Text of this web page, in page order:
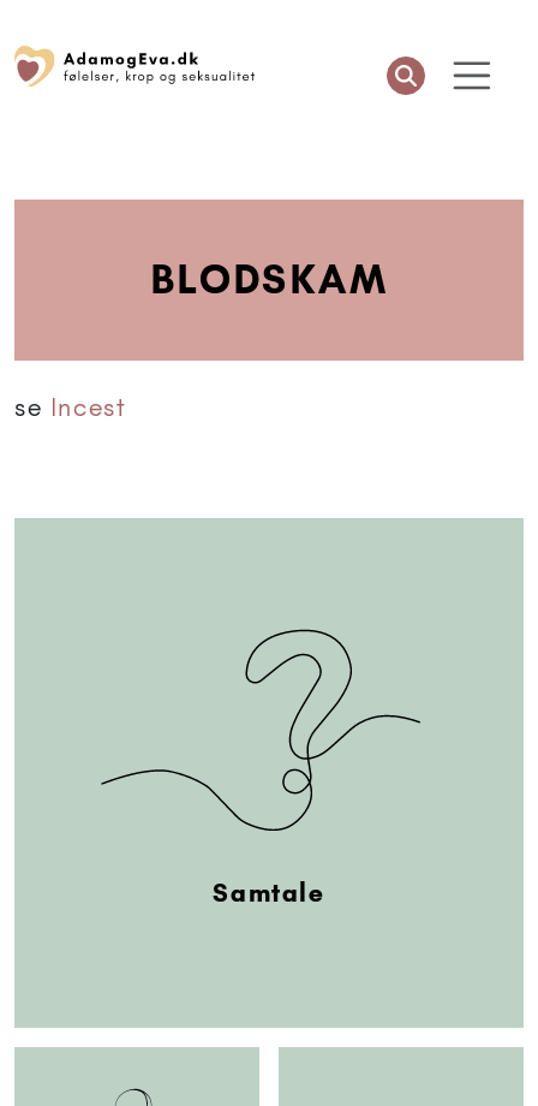
BLODSKAM
se Incest
Samtale